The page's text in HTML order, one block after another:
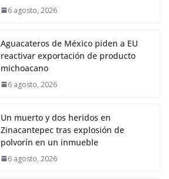
6 agosto, 2026
Aguacateros de México piden a EU
reactivar exportación de producto
michoacano
6 agosto, 2026
Un muerto y dos heridos en
Zinacantepec tras explosión de
polvorín en un inmueble
6 agosto, 2026